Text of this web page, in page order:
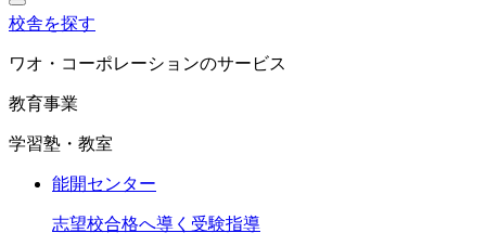
校舎を探す
ワオ・コーポレーションのサービス
教育事業
学習塾・教室
能開センター
志望校合格へ導く受験指導